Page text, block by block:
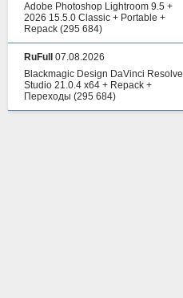
Adobe Photoshop Lightroom 9.5 +
2026 15.5.0 Classic + Portable +
Repack (295 684)
RuFull
07.08.2026
Blackmagic Design DaVinci Resolve
Studio 21.0.4 x64 + Repack +
Переходы (295 684)